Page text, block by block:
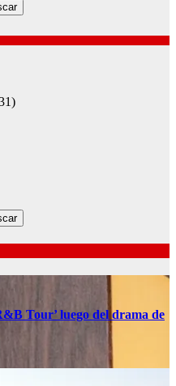
Tour’ luego del drama de